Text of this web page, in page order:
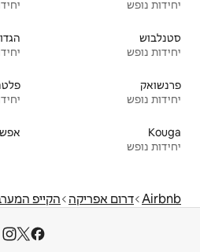
יחידות נופש
הגדולה פלטן ביי
יחידות נופש
פלטנברג ביי
יחידות נופש
אפשרויות נוספות
המערבי Eden עמק הטבע